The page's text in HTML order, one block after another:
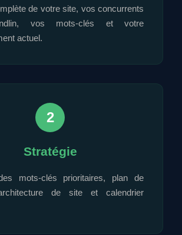
de votre site, vos concurrents
vos mots-clés et votre
actuel.
2
Stratégie
mots-clés prioritaires, plan de
de site et calendrier